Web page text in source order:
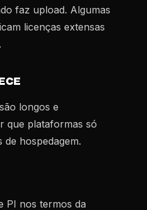
faz upload. Algumas
licenças extensas
longos e
que plataformas só
de hospedagem.
PI nos termos da